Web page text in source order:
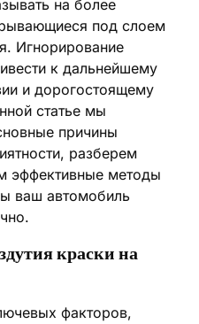
на более
под слоем
Игнорирование
к дальнейшему
и дорогостоящему
статье мы
причины
разберем
эффективные методы
ваш автомобиль
краски на
факторов,